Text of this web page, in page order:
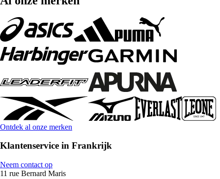
Ontdek al onze merken
Klantenservice in Frankrijk
Neem contact op
11 rue Bernard Maris